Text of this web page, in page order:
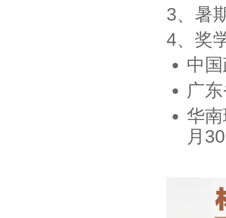
3、暑
4、奖
中
广
华
月